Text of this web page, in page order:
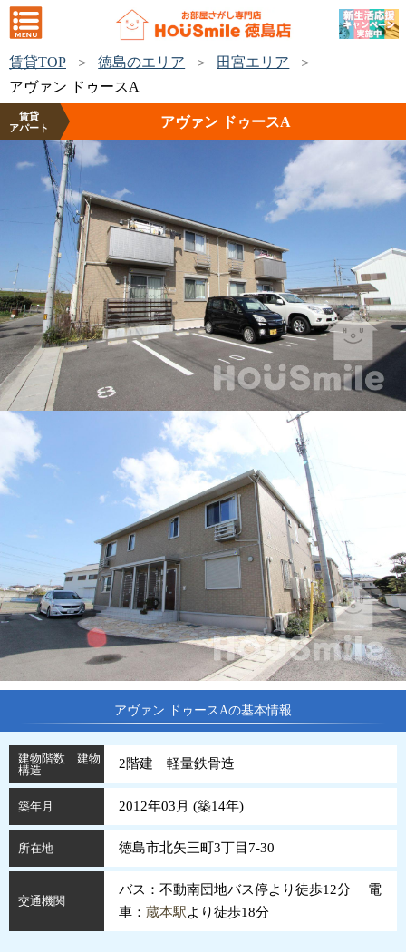
賃貸TOP 徳島のエリア
田宮エリア
アヴァン ドゥースA
賃貸
アパート
アヴァン ドゥースA
アヴァン ドゥースAの基本情報
建物階数 建物
構造
2階建 軽量鉄骨造
築年月 2012年03月 (築14年)
所在地 徳島市北矢三町3丁目7-30
交通機関
バス：不動南団地バス停より徒歩12分 電
車： 蔵本駅より徒歩18分